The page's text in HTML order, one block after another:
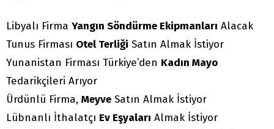
Libyalı Firma Yangın Söndürme Ekipmanları Alacak
Tunus Firması Otel Terliği Satın Almak İstiyor
Yunanistan Firması Türkiye’den Kadın Mayo
Tedarikçileri Arıyor
Ürdünlü Firma, Meyve Satın Almak İstiyor
Lübnanlı İthalatçı Ev Eşyaları Almak İstiyor